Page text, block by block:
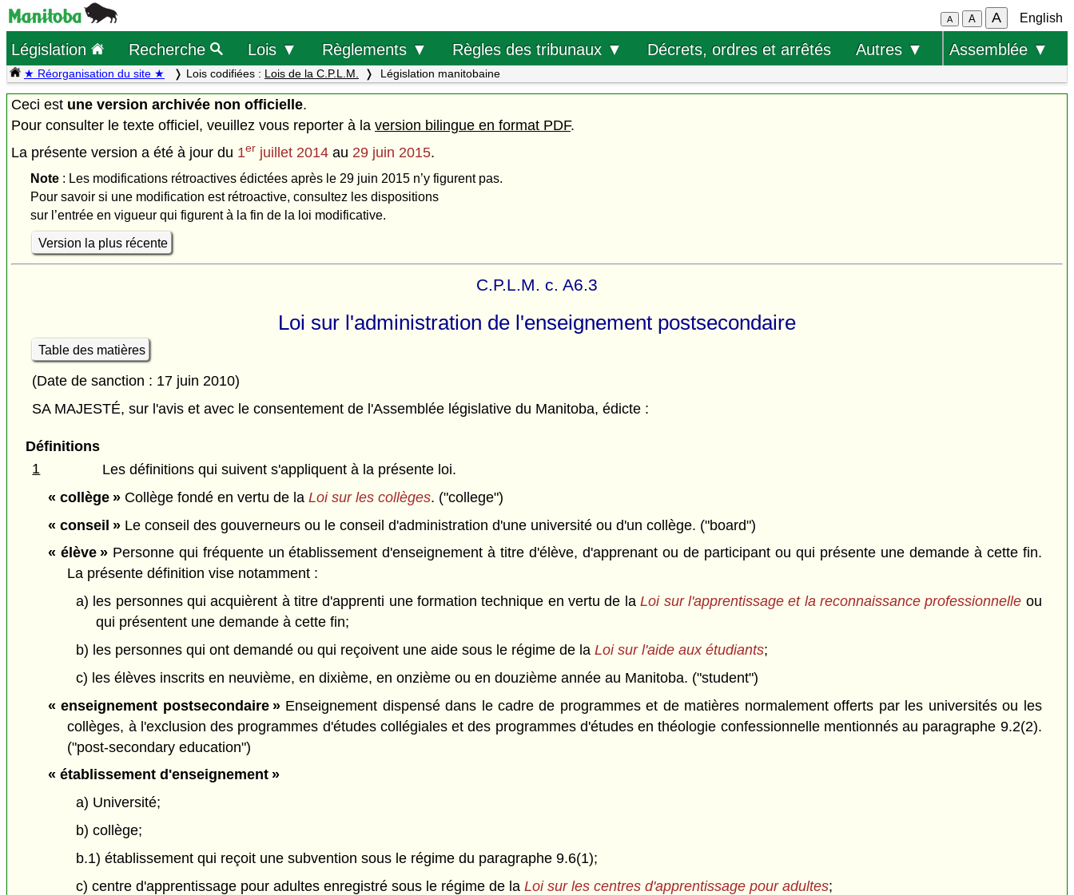
A A A English
Législation Recherche Lois ▼ Règlements ▼ Règles des tribunaux ▼ Décrets, ordres et arrêtés Autres ▼ Assemblée ▼
★ Réorganisation du site ★ Lois codifiées : Lois de la C.P.L.M. Législation manitobaine
Ceci est une version archivée non officielle.
Pour consulter le texte officiel, veuillez vous reporter à la version bilingue en format PDF.
La présente version a été à jour du 1er juillet 2014 au 29 juin 2015.
Note: Les modifications rétroactives édictées après le 29 juin 2015 n’y figurent pas.
Pour savoir si une modification est rétroactive, consultez les dispositions
sur l’entrée en vigueur qui figurent à la fin de la loi modificative.
Version la plus récente
C.P.L.M. c. A6.3
Loi sur l'administration de l'enseignement postsecondaire
Table des matières
(Date de sanction : 17 juin 2010)
SA MAJESTÉ, sur l'avis et avec le consentement de l'Assemblée législative du Manitoba, édicte :
Définitions
1
Les définitions qui suivent s'appliquent à la présente loi.
« collège » Collège fondé en vertu de la Loi sur les collèges. ("college")
« conseil »Le conseil des gouverneurs ou le conseil d'administration d'une université ou d'un collège. ("board")
« élève »Personne qui fréquente un établissement d'enseignement à titre d'élève, d'apprenant ou de participant ou qui présente une demande à cette fin.
La présente définition vise notamment :
a) les personnes qui acquièrent à titre d'apprenti une formation technique en vertu de laLoi sur l'apprentissage et la reconnaissance professionnelle ou
qui présentent une demande à cette fin;
b) les personnes qui ont demandé ou qui reçoivent une aide sous le régime de la Loi sur l'aide aux étudiants;
c) les élèves inscrits en neuvième, en dixième, en onzième ou en douzième année au Manitoba. ("student")
« enseignement postsecondaire »Enseignement dispensé dans le cadre de programmes et de matières normalement offerts par les universités ou les
collèges, à l'exclusion des programmes d'études collégiales et des programmes d'études en théologie confessionnelle mentionnés au paragraphe 9.2(2).
("post-secondary education")
« établissement d'enseignement »
a) Université;
b) collège;
b.1) établissement qui reçoit une subvention sous le régime du paragraphe 9.6(1);
c) centre d'apprentissage pour adultes enregistré sous le régime de la Loi sur les centres d'apprentissage pour adultes;